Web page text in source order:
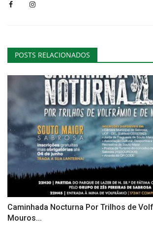
POSTS RELACIONADOS
Caminhada Nocturna Por Trilhos de
Mouros...